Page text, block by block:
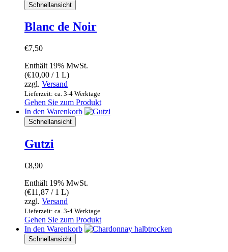
Schnellansicht
Blanc de Noir
€7,50
Enthält 19% MwSt.
(€10,00 / 1 L)
zzgl. Versand
Lieferzeit: ca. 3-4 Werktage
Gehen Sie zum Produkt
In den Warenkorb
Schnellansicht
Gutzi
€8,90
Enthält 19% MwSt.
(€11,87 / 1 L)
zzgl. Versand
Lieferzeit: ca. 3-4 Werktage
Gehen Sie zum Produkt
In den Warenkorb
Schnellansicht